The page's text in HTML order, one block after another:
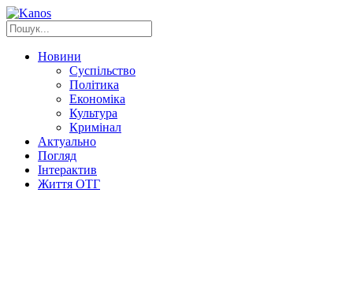
Новини
Суспільство
Політика
Економіка
Культура
Кримінал
Актуально
Погляд
Інтерактив
Життя ОТГ